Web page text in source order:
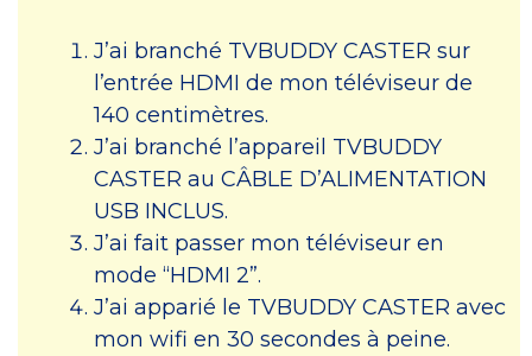
J’ai branché TVBUDDY CASTER sur
l’entrée HDMI de mon téléviseur de
140 centimètres.
J’ai branché l’appareil TVBUDDY
CASTER au CÂBLE D’ALIMENTATION
USB INCLUS.
J’ai fait passer mon téléviseur en
mode “HDMI 2”.
J’ai apparié le TVBUDDY CASTER avec
mon wifi en 30 secondes à peine.